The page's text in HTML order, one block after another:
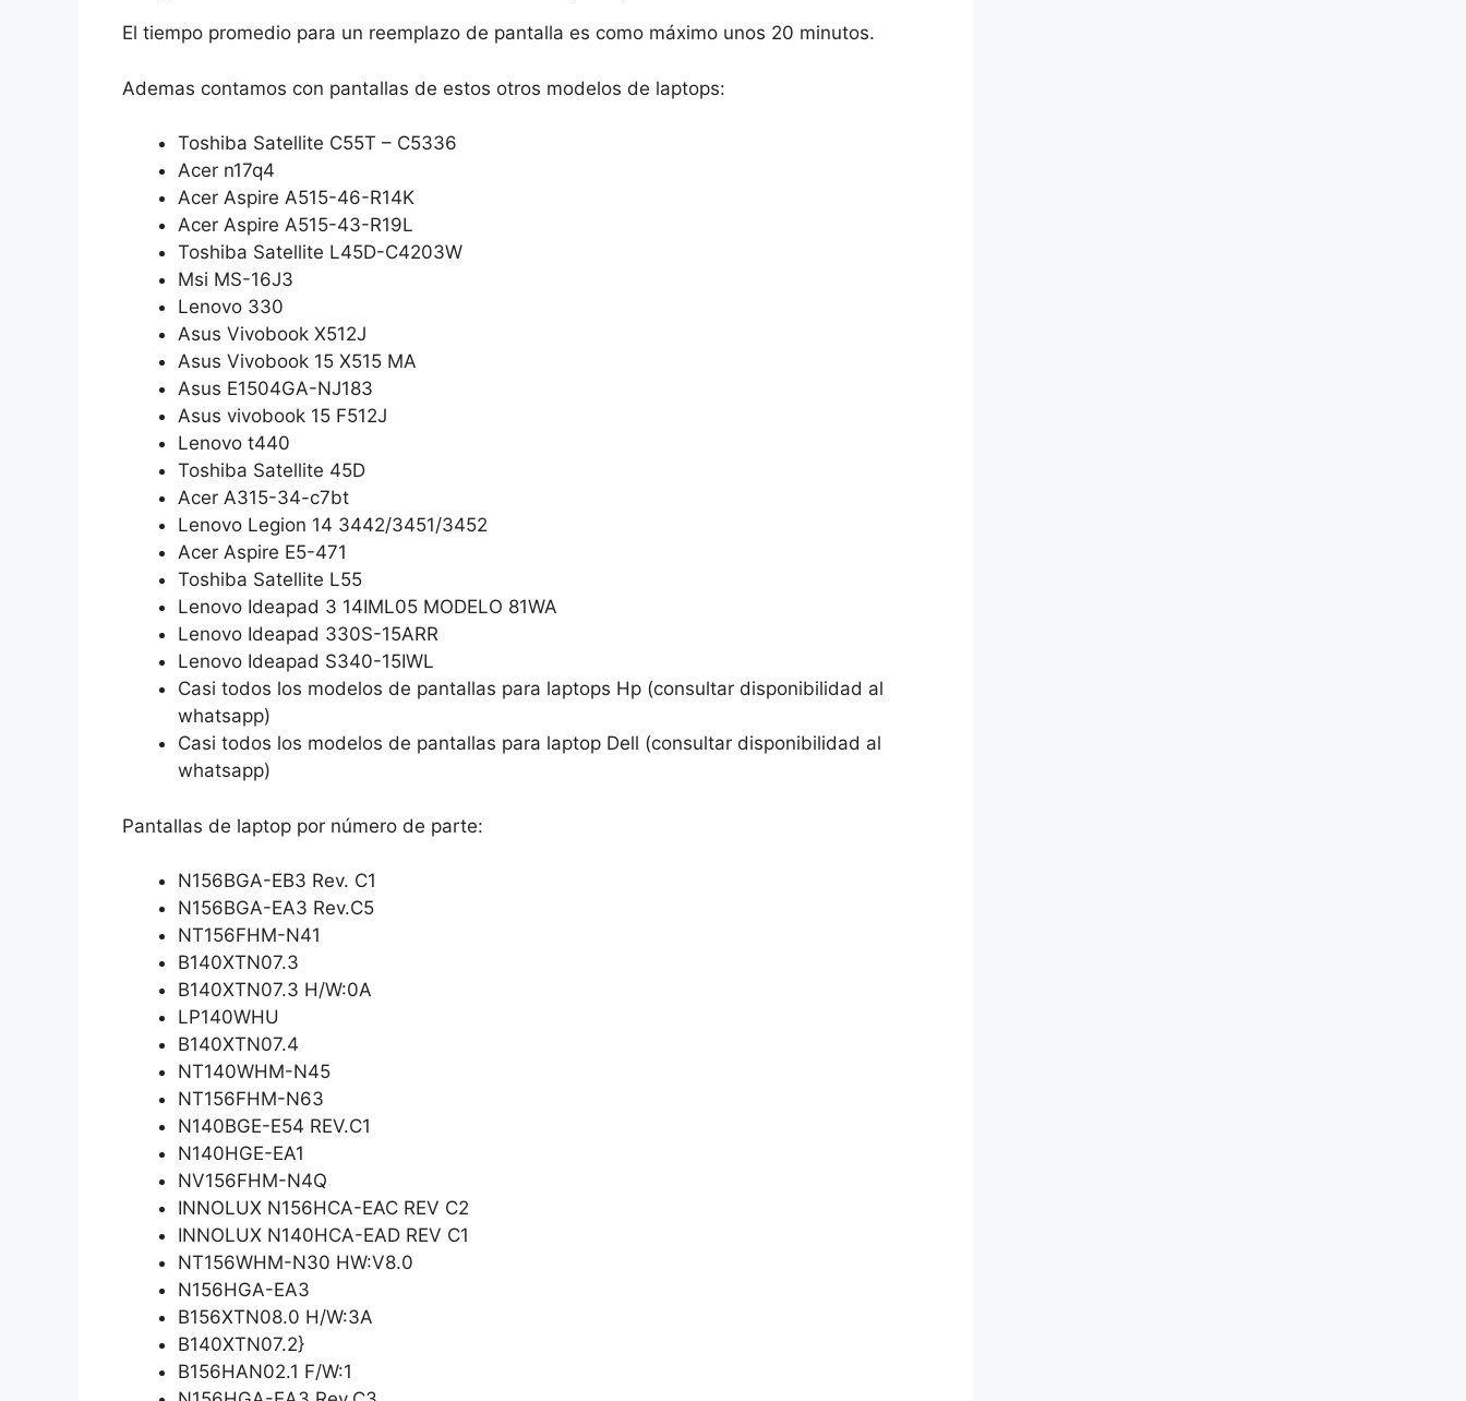
El tiempo promedio para un reemplazo de pantalla es como máximo unos 20 minutos.
Ademas contamos con pantallas de estos otros modelos de laptops:
Toshiba Satellite C55T – C5336
Acer n17q4
Acer Aspire A515-46-R14K
Acer Aspire A515-43-R19L
Toshiba Satellite L45D-C4203W
Msi MS-16J3
Lenovo 330
Asus Vivobook X512J
Asus Vivobook 15 X515 MA
Asus E1504GA-NJ183
Asus vivobook 15 F512J
Lenovo t440
Toshiba Satellite 45D
Acer A315-34-c7bt
Lenovo Legion 14 3442/3451/3452
Acer Aspire E5-471
Toshiba Satellite L55
Lenovo Ideapad 3 14IML05 MODELO 81WA
Lenovo Ideapad 330S-15ARR
Lenovo Ideapad S340-15IWL
Casi todos los modelos de pantallas para laptops Hp (consultar disponibilidad al
whatsapp)
Casi todos los modelos de pantallas para laptop Dell (consultar disponibilidad al
whatsapp)
Pantallas de laptop por número de parte:
N156BGA-EB3 Rev. C1
N156BGA-EA3 Rev.C5
NT156FHM-N41
B140XTN07.3
B140XTN07.3 H/W:0A
LP140WHU
B140XTN07.4
NT140WHM-N45
NT156FHM-N63
N140BGE-E54 REV.C1
N140HGE-EA1
NV156FHM-N4Q
INNOLUX N156HCA-EAC REV C2
INNOLUX N140HCA-EAD REV C1
NT156WHM-N30 HW:V8.0
N156HGA-EA3
B156XTN08.0 H/W:3A
B140XTN07.2}
B156HAN02.1 F/W:1